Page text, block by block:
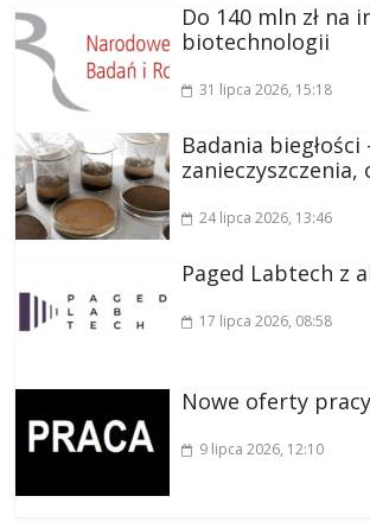
Do 140 mln zł na
biotechnologii
31 lipca 2026, 15:18
Badania biegłości
zanieczyszczenia,
24 lipca 2026, 13:46
Paged Labtech z
17 lipca 2026, 08:58
Nowe oferty pracy
9 lipca 2026, 12:10